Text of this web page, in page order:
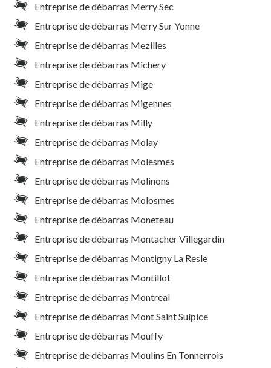
Entreprise de débarras Merry Sec
Entreprise de débarras Merry Sur Yonne
Entreprise de débarras Mezilles
Entreprise de débarras Michery
Entreprise de débarras Mige
Entreprise de débarras Migennes
Entreprise de débarras Milly
Entreprise de débarras Molay
Entreprise de débarras Molesmes
Entreprise de débarras Molinons
Entreprise de débarras Molosmes
Entreprise de débarras Moneteau
Entreprise de débarras Montacher Villegardin
Entreprise de débarras Montigny La Resle
Entreprise de débarras Montillot
Entreprise de débarras Montreal
Entreprise de débarras Mont Saint Sulpice
Entreprise de débarras Mouffy
Entreprise de débarras Moulins En Tonnerrois